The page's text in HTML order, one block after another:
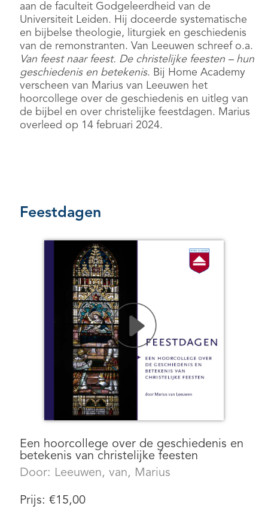
aan de faculteit Godgeleerdheid van de
Universiteit Leiden. Hij doceerde systematische
en bijbelse theologie, liturgiek en geschiedenis
van de remonstranten. Van Leeuwen schreef o.a.
Van feest naar feest. De christelijke feesten – hun
geschiedenis en betekenis. Bij Home Academy
verscheen van Marius van Leeuwen het
hoorcollege over de geschiedenis en uitleg van
de bijbel en over christelijke feestdagen. Marius
overleed op 14 februari 2024.
Feestdagen
Een hoorcollege over de geschiedenis en
betekenis van christelijke feesten
Door: Leeuwen, van, Marius
Prijs: €15,00